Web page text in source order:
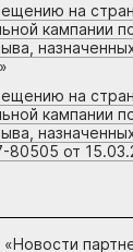
на
кампании
»
на
кампании
от
«Новости